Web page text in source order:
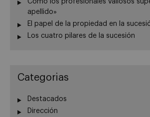
Cómo los profesionales valiosos
apellido»
El papel de la propiedad en la
Los cuatro pilares de la sucesión
Categorias
Destacados
Dirección